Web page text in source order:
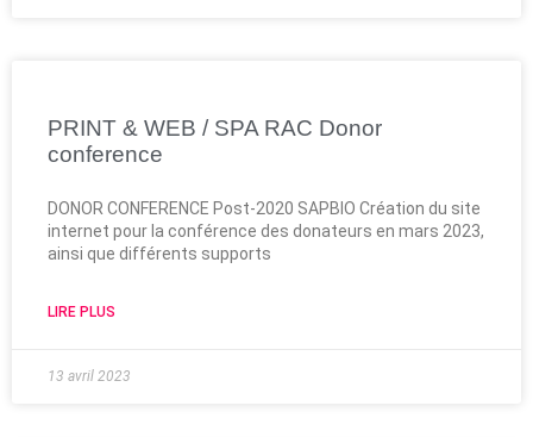
PRINT & WEB / SPA RAC Donor
conference
DONOR CONFERENCE Post-2020 SAPBIO Création du site
internet pour la conférence des donateurs en mars 2023,
ainsi que différents supports
LIRE PLUS
13 avril 2023